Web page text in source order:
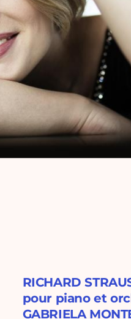
RICHARD
pour piano et
GABRIELA